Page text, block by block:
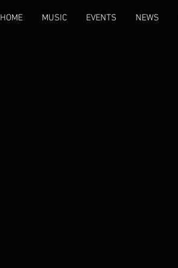
HOME MUSIC EVENTS NEWS